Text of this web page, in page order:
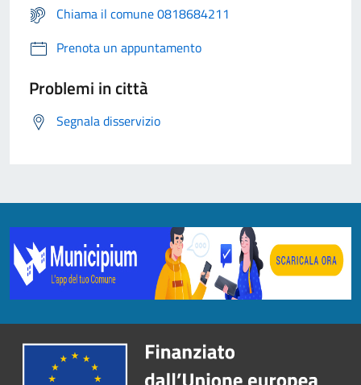
Chiama il comune 0818684211
Prenota un appuntamento
Problemi in città
Segnala disservizio